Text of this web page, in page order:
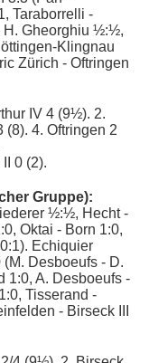
Taraborrelli -
H. Gheorghiu ½:½,
Klingnau
Zürich - Oftringen
IV 4 (9½). 2.
4. Oftringen 2
0 (2).
Gruppe):
½:½, Hecht -
Oktai - Born 1:0,
Echiquier
Desboeufs - D.
1:0, A. Desboeufs -
Tisserand -
- Birseck III